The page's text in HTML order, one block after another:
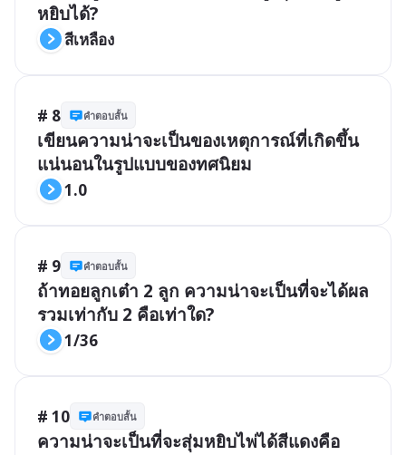
หยิบได้?
สีเหลือง
# 8 คำตอบสั้น
เขียนความน่าจะเป็นของเหตุการณ์ที่เกิดขึ้น
แน่นอนในรูปแบบของทศนิยม
1.0
# 9 คำตอบสั้น
ถ้าทอยลูกเต๋า 2 ลูก ความน่าจะเป็นที่จะได้ผล
รวมเท่ากับ 2 คือเท่าใด?
1/36
# 10 คำตอบสั้น
ความน่าจะเป็นที่จะสุ่มหยิบไพ่ได้สีแดงคือ